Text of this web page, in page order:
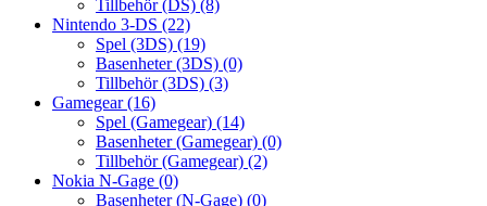
Tillbehör (DS) (8)
Nintendo 3-DS (22)
Spel (3DS) (19)
Basenheter (3DS) (0)
Tillbehör (3DS) (3)
Gamegear(16)
Spel (Gamegear) (14)
Basenheter (Gamegear) (0)
Tillbehör (Gamegear) (2)
Nokia N-Gage (0)
Basenheter (N-Gage) (0)